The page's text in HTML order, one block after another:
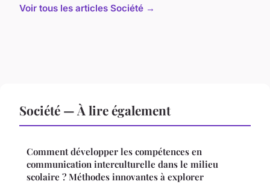
Voir tous les articles Société →
Société — À lire également
Comment développer les compétences en
communication interculturelle dans le milieu
scolaire ? Méthodes innovantes à explorer